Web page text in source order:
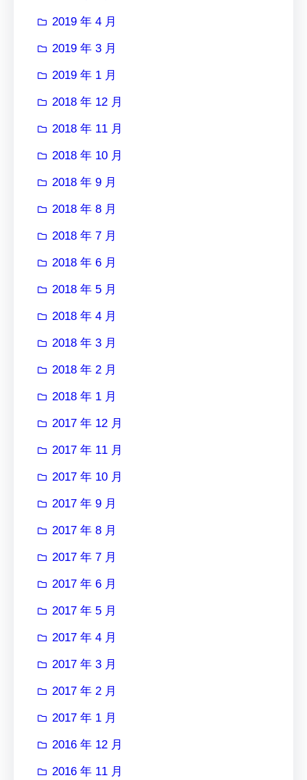
2019 年 4 月
2019 年 3 月
2019 年 1 月
2018 年 12 月
2018 年 11 月
2018 年 10 月
2018 年 9 月
2018 年 8 月
2018 年 7 月
2018 年 6 月
2018 年 5 月
2018 年 4 月
2018 年 3 月
2018 年 2 月
2018 年 1 月
2017 年 12 月
2017 年 11 月
2017 年 10 月
2017 年 9 月
2017 年 8 月
2017 年 7 月
2017 年 6 月
2017 年 5 月
2017 年 4 月
2017 年 3 月
2017 年 2 月
2017 年 1 月
2016 年 12 月
2016 年 11 月